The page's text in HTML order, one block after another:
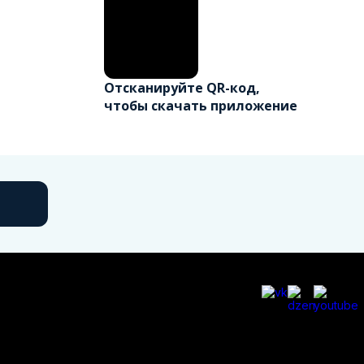
Отсканируйте QR-код,
чтобы скачать приложение